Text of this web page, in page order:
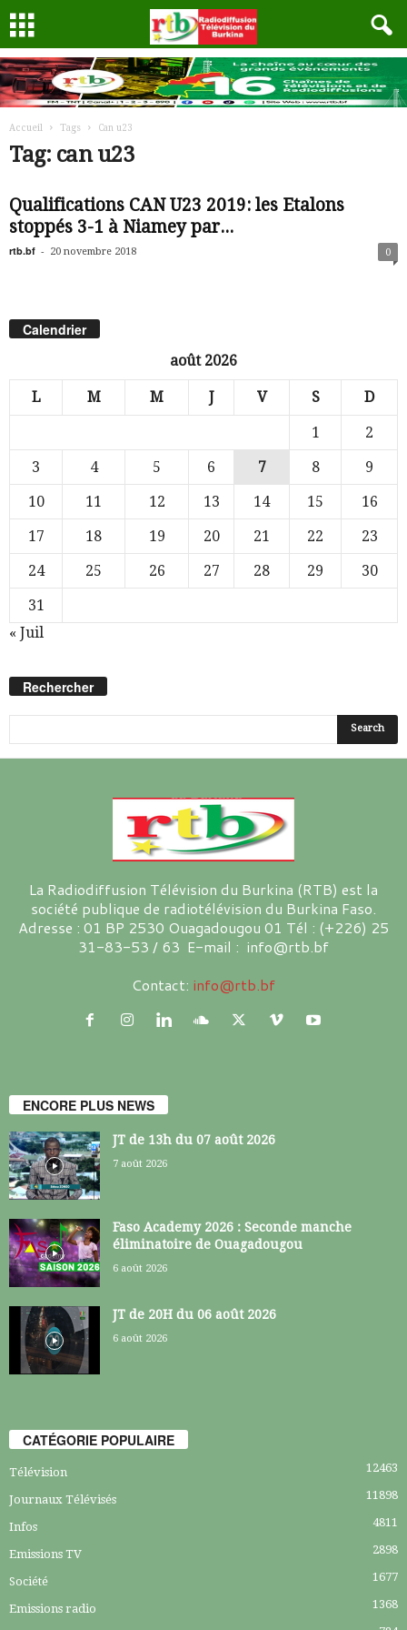
Accueil Tags Can u23
Tag: can u23
Qualifications CAN U23 2019: les Etalons
stoppés 3-1 à Niamey par...
rtb.bf - 20 novembre 2018 0
Calendrier
août 2026
L M M J V S D
1
2
3
4 5 6 7 8
9
10
11 12 13 14 15
16
17
18 19 20 21 22
23
24
25 26 27 28 29
30
31
« Juil
Rechercher
La Radiodiffusion Télévision du Burkina (RTB) est la
société publique de radiotélévision du Burkina Faso.
Adresse : 01 BP 2530 Ouagadougou 01 Tél : (+226) 25
31-83-53 / 63 E-mail : info@rtb.bf
Contact: info@rtb.bf
ENCORE PLUS NEWS
JT de 13h du 07 août 2026
7 août 2026
Faso Academy 2026 : Seconde manche
éliminatoire de Ouagadougou
6 août 2026
JT de 20H du 06 août 2026
6 août 2026
CATÉGORIE POPULAIRE
Télévision 12463
Journaux Télévisés 11898
Infos 4811
Emissions TV 2898
Société 1677
Emissions radio 1368